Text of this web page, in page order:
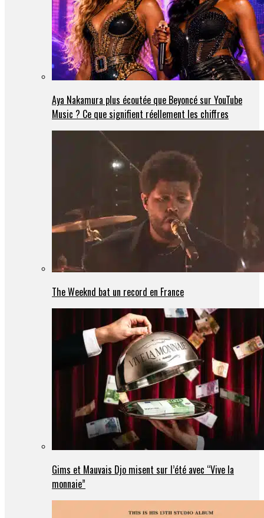
Aya Nakamura plus écoutée que Beyoncé sur YouTube
Music ? Ce que signifient réellement les chiffres
The Weeknd bat un record en France
Gims et Mauvais Djo misent sur l’été avec “Vive la
monnaie”